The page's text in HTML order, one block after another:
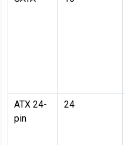
ATX 24-
pin
24